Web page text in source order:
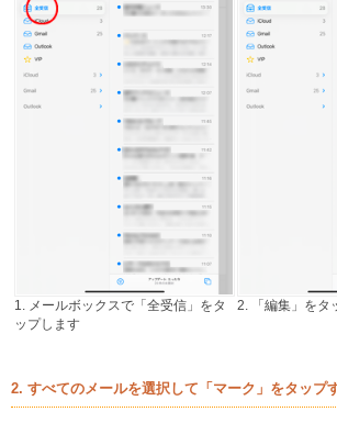
1. メールボックスで「全受信」をタ
ップします
2. 「編集」をタ
2. すべてのメールを選択して「マーク」をタップ